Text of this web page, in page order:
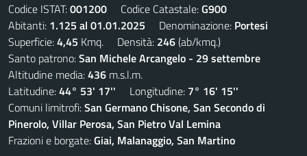
Codice ISTAT:001200 Codice Catastale:G900
Abitanti: 1.125 al 01.01.2025 Denominazione: Portesi
Superficie:4,45 Kmq. Densità: 246(ab/kmq.)
Santo patrono:San Michele Arcangelo - 29 settembre
Altitudine media:436 m.s.l.m.
Latitudine:44° 53' 17'' Longitudine: 7° 16' 15''
Comuni limitrofi:San Germano Chisone, San Secondo di
Pinerolo, Villar Perosa, San Pietro Val Lemina
Frazioni e borgate:Giai, Malanaggio, San Martino